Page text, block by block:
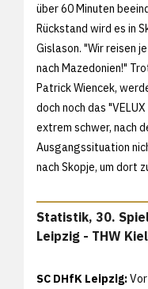
über 60 Minuten
Rückstand wird es in
Gislason. "Wir reisen
nach Mazedonien!"
Patrick Wiencek,
doch noch das
extrem schwer, nach
Ausgangssituation
nach Skopje, um dort
Statistik, 30.
Leipzig - THW
SC DHfK Leipzig: